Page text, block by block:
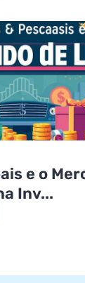
e o
Inv...